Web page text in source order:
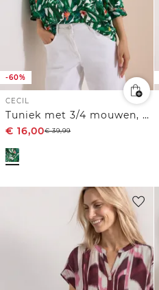
-60%
CECIL
Tuniek met 3/4 mouwen, gespleten hals en print
€ 16,00€39,99